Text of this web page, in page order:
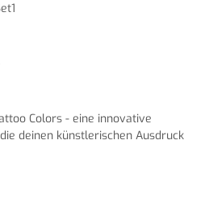
Colors - eine innovative
deinen künstlerischen Ausdruck